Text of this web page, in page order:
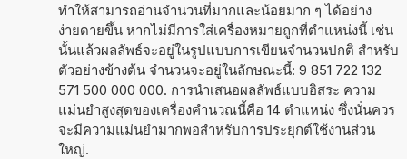
ทำให้สามารถอ่านจำนวนที่มากและน้อยมาก ๆ ได้อย่าง
ง่ายดายขึ้น หากไม่มีการใส่เครื่องหมายถูกที่ตำแหน่งนี้ เช่น
นั้นแล้วผลลัพธ์จะอยู่ในรูปแบบการเขียนจำนวนปกติ สำหรับ
ตัวอย่างข้างต้น จำนวนจะอยู่ในลักษณะนี้: 9 851 722 132
571 500 000 000. การนำเสนอผลลัพธ์แบบอิสระ ความ
แม่นยำสูงสุดของเครื่องคำนวณนี้คือ 14 ตำแหน่ง ซึ่งนั่นควร
จะมีความแม่นยำมากพอสำหรับการประยุกต์ใช้งานส่วน
ใหญ่.